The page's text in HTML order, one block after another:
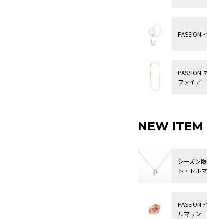
PASSION
PASSION
ファイア…
NEW ITEM
シーズン
ト・トル
PASSION
ルマリン